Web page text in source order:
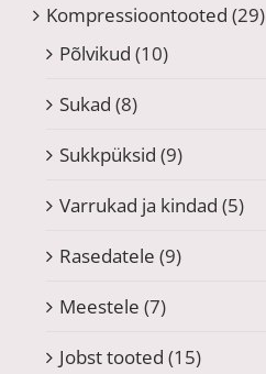
Kompressioontooted (29)
Põlvikud (10)
Sukad (8)
Sukkpüksid (9)
Varrukad ja kindad (5)
Rasedatele (9)
Meestele (7)
Jobst tooted (15)